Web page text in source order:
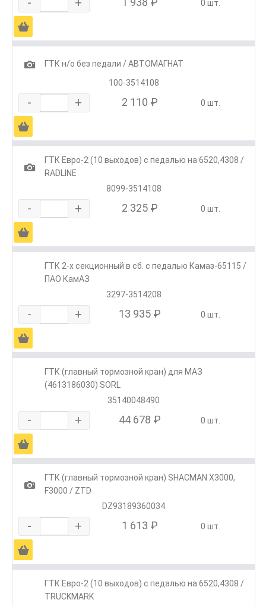
0 шт.
Ä
1
ГТК н/о без педали / АВТОМАГНАТ
100-3514108
- + 2 110 ₽ 0 шт.
Ä
1
ГТК Евро-2 (10 выходов) с педалью на 6520,4308 /
RADLINE
8099-3514108
- + 2 325 ₽ 0 шт.
Ä
ГТК 2-х секционный в сб. с педалью Камаз-65115 /
ПАО КамАЗ
3297-3514208
- + 13 935 ₽ 0 шт.
Ä
ГТК (главный тормозной кран) для МАЗ
(4613186030) SORL
35140048490
- + 44 678 ₽ 0 шт.
Ä
1
ГТК (главный тормозной кран) SHACMAN X3000,
F3000 / ZTD
DZ93189360034
- + 1 613 ₽ 0 шт.
Ä
ГТК Евро-2 (10 выходов) с педалью на 6520,4308 /
TRUCKMARK